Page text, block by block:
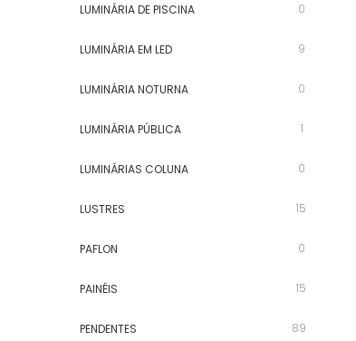
LUMINÁRIA DE PISCINA 0
LUMINÁRIA EM LED 9
LUMINÁRIA NOTURNA 0
LUMINÁRIA PÚBLICA 1
LUMINÁRIAS COLUNA 0
LUSTRES 15
PAFLON 0
PAINÉIS 15
PENDENTES 89